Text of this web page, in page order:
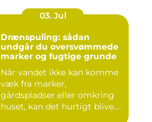
03. Jul
Drænspuling: sådan
undgår du oversvømmede
marker og fugtige grunde
Når vandet ikke kan komme
væk fra marker,
gårdspladser eller omkring
huset, kan det hurtigt blive